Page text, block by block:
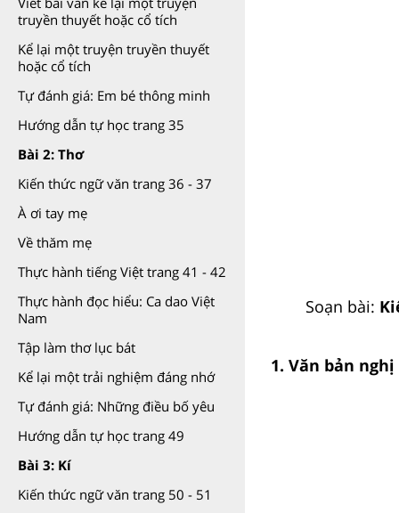
truyền thuyết hoặc cổ tích
Kể lại một truyện truyền thuyết
hoặc cổ tích
Tự đánh giá: Em bé thông minh
Hướng dẫn tự học trang 35
Bài 2: Thơ
Kiến thức ngữ văn trang 36 - 37
À ơi tay mẹ
Về thăm mẹ
Thực hành tiếng Việt trang 41 - 42
Thực hành đọc hiểu: Ca dao Việt
Nam
Tập làm thơ lục bát
Kể lại một trải nghiệm đáng nhớ
Tự đánh giá: Những điều bố yêu
Hướng dẫn tự học trang 49
Bài 3: Kí
Kiến thức ngữ văn trang 50 - 51
Soạn bài:
1. Văn bản